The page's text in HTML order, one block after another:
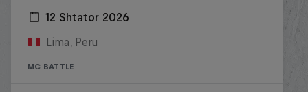
12 Shtator 2026
Lima, Peru
MC BATTLE